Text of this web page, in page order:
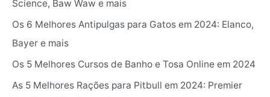
r
p
o
r
Science, Baw Waw e mais
Os 6 Melhores Antipulgas para Gatos em 2024: Elanco,
Bayer e mais
Os 5 Melhores Cursos de Banho e Tosa Online em 2024
As 5 Melhores Rações para Pitbull em 2024: Premier